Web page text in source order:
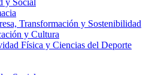
y Social
Transformación y Sostenibilidad
y Cultura
Física y Ciencias del Deporte